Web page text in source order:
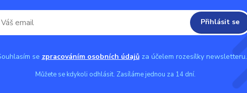
Přihlásit se
se zpracováním osobních údajůza účelem rozesílky newsletteru.
Můžete se kdykoli odhlásit. Zasíláme jednou za 14 dní.